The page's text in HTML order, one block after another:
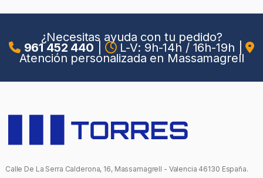
¿Necesitas ayuda con tu pedido?
961 452 440 L-V: 9h-14h / 16h-19h
Atención personalizada en Massamagrell
Calle De La Serra Calderona, 16, Massamagrell - Valencia 46130 España.